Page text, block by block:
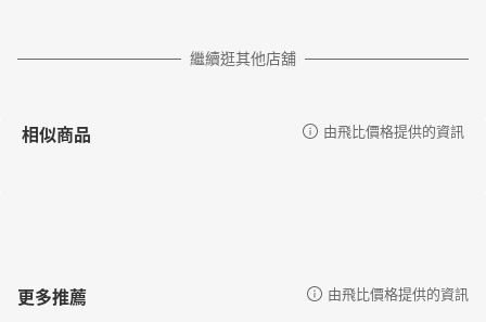
繼續逛其他店舖
相似商品 由飛比價格提供的資訊
更多推薦 由飛比價格提供的資訊